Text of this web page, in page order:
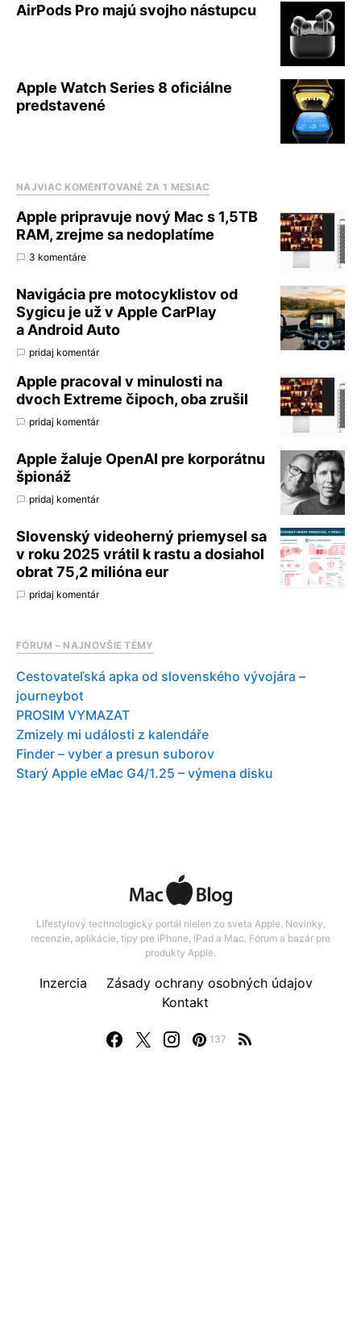
AirPods Pro majú svojho nástupcu
Apple Watch Series 8 oficiálne
predstavené
NAJVIAC KOMENTOVANÉ ZA 1 MESIAC
Apple pripravuje nový Mac s 1,5TB
RAM, zrejme sa nedoplatíme
3 komentáre
Navigácia pre motocyklistov od
Sygicu je už v Apple CarPlay
a Android Auto
pridaj komentár
Apple pracoval v minulosti na
dvoch Extreme čipoch, oba zrušil
pridaj komentár
Apple žaluje OpenAI pre korporátnu
špionáž
pridaj komentár
Slovenský videoherný priemysel sa
v roku 2025 vrátil k rastu a dosiahol
obrat 75,2 milióna eur
pridaj komentár
FÓRUM – NAJNOVŠIE TÉMY
Cestovateľská apka od slovenského vývojára –
journeybot
PROSIM VYMAZAT
Zmizely mi události z kalendáře
Finder – vyber a presun suborov
Starý Apple eMac G4/1.25 – výmena disku
Lifestylový technologický portál nielen zo sveta Apple. Novinky,
recenzie, aplikácie, tipy pre iPhone, iPad a Mac. Fórum a bazár pre
produkty Apple.
137
Inzercia
Zásady ochrany osobných údajov
Kontakt